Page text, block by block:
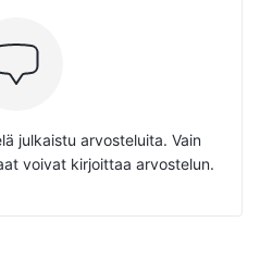
julkaistu arvosteluita. Vain
voivat kirjoittaa arvostelun.